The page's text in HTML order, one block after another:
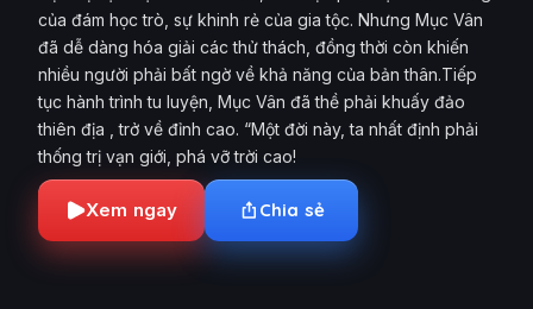
của đám học trò, sự khinh rẻ của gia tộc. Nhưng Mục Vân
đã dễ dàng hóa giải các thử thách, đồng thời còn khiến
nhiều người phải bất ngờ về khả năng của bản thân.Tiếp
tục hành trình tu luyện, Mục Vân đã thề phải khuấy đảo
thiên địa , trở về đỉnh cao. “Một đời này, ta nhất định phải
thống trị vạn giới, phá vỡ trời cao!
Xem ngay Chia sẻ